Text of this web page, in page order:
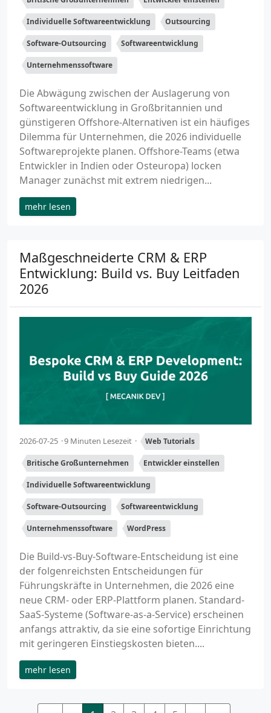
Individuelle Softwareentwicklung Outsourcing
Software-Outsourcing Softwareentwicklung
Unternehmenssoftware
Die Abwägung zwischen der Auslagerung von
Softwareentwicklung in Großbritannien und
günstigeren Offshore-Alternativen ist ein häufiges
Dilemma für Unternehmen, die 2026 individuelle
Softwareprojekte planen. Offshore-Teams (etwa
Entwickler in Indien oder Osteuropa) locken
Manager zunächst mit extrem niedrigen...
mehr lesen
Maßgeschneiderte CRM & ERP
Entwicklung: Build vs. Buy Leitfaden
2026
2026-07-25 9 Minuten Lesezeit Web Tutorials
Britische Großunternehmen Entwickler einstellen
Individuelle Softwareentwicklung
Software-Outsourcing Softwareentwicklung
Unternehmenssoftware WordPress
Die Build-vs-Buy-Software-Entscheidung ist eine
der folgenreichsten Entscheidungen für
Führungskräfte in Unternehmen, die 2026 eine
neue CRM- oder ERP-Plattform planen. Standard-
SaaS-Systeme (Software-as-a-Service) erscheinen
anfangs attraktiv, da sie eine sofortige Einrichtung
mit geringeren Einstiegskosten bieten....
mehr lesen